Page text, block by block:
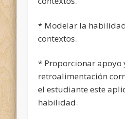
* Modelar la
contextos.
* Proporcionar apoyo
retroalimentación
el estudiante este
habilidad.